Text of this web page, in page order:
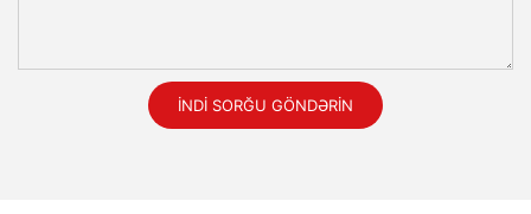
İNDI SORĞU GÖNDƏRIN